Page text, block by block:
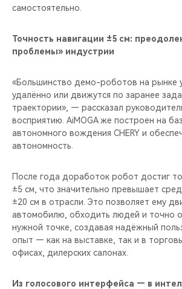
самостоятельно.
Точность навигации ±5 см:
проблемы» индустрии
«Большинство демо-роботов на рынке
удалённо или движутся по заранее
траектории», — рассказал
восприятию. AiMOGA же построен на
автономного вождения CHERY и
автономность.
После года доработок робот достиг
±5 см, что значительно превышает
±20 см в отрасли. Это позволяет ему
автомобилю, обходить людей и точно
нужной точке, создавая надёжный
опыт — как на выставке, так и в
офисах, дилерских салонах.
Из голосового интерфейса — в